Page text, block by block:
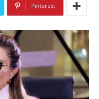
Pinterest